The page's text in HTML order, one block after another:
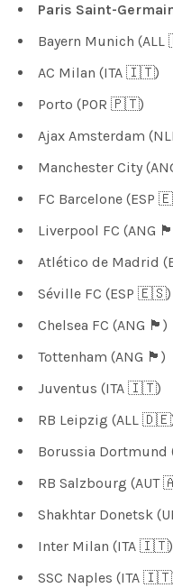
Paris Saint-
Bayern Munich
AC Milan (ITA 🇮🇹)
Porto (POR 🇵🇹)
Ajax Amsterdam
Manchester City
FC Barcelone (ESP
Liverpool FC (ANG
Atlético de Madrid
Séville FC (ESP 🇪🇸)
Chelsea FC (ANG 🏴󠁧󠁢󠁥󠁮󠁧󠁿)
Tottenham (ANG 🏴󠁧󠁢󠁥󠁮󠁧󠁿)
Juventus (ITA 🇮🇹)
RB Leipzig (ALL
Borussia
RB Salzbourg (AUT
Shakhtar Donetsk
Inter Milan (ITA 🇮🇹)
SSC Naples (ITA